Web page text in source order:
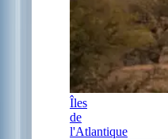
Îles
de
l'Atlantique